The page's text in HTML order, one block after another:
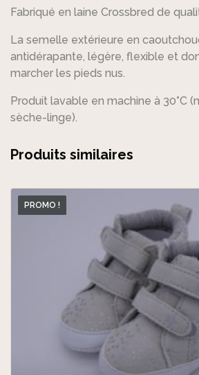
Fabriqué en laine Crossbred de
La semelle extérieure en
antidérapante, légère, flexible et
marcher les pieds nus.
Produit lavable en machine à 30°C
sèche-linge).
Produits similaires
PROMO !